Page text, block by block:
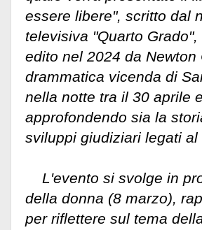
essere libere", scritto dal
televisiva "Quarto
edito nel 2024 da
drammatica vicenda di
nella notte tra il 30 aprile
approfondendo sia la
sviluppi giudiziari legati al
L'evento si svolge in
della donna (8 marzo),
per riflettere sul tema